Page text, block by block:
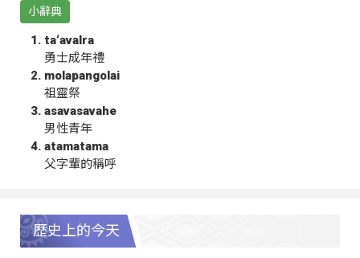
小辭典
ta‘avalra
勇士成年禮
molapangolai
祖靈祭
asavasavahe
男性青年
atamatama
父字輩的稱呼
歷史上的今天